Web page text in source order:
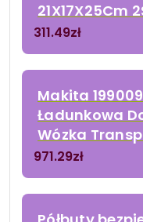
21X17X25Cm
311.49zł
Makita
Ładunkowa
Wózka
971.29zł